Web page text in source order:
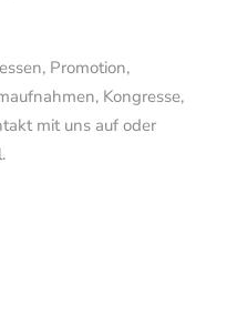
Promotion,
Kongresse,
mit uns auf oder